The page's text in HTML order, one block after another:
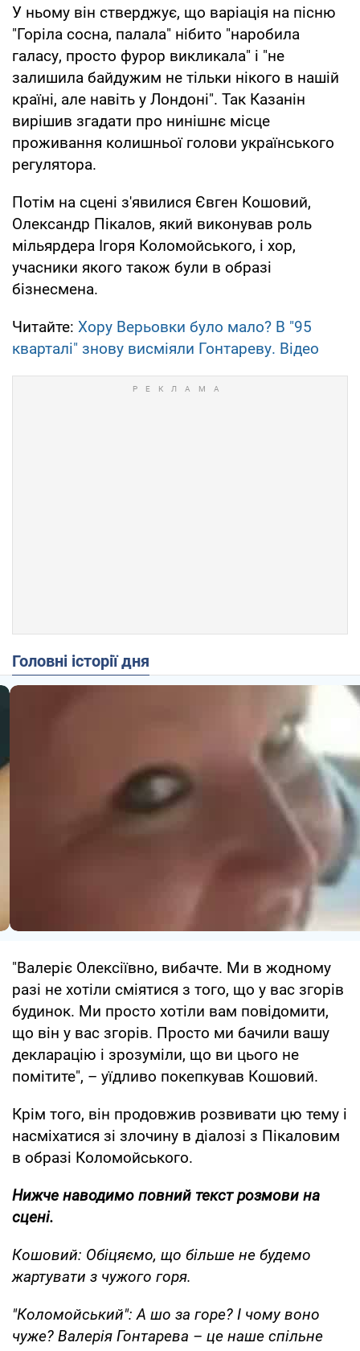
У ньому він стверджує, що варіація на пісню
"Горіла сосна, палала" нібито "наробила
галасу, просто фурор викликала" і "не
залишила байдужим не тільки нікого в нашій
країні, але навіть у Лондоні". Так Казанін
вирішив згадати про нинішнє місце
проживання колишньої голови українського
регулятора.
Потім на сцені з'явилися Євген Кошовий,
Олександр Пікалов, який виконував роль
мільярдера Ігоря Коломойського, і хор,
учасники якого також були в образі
бізнесмена.
Читайте: Хору Верьовки було мало? В "95
кварталі" знову висміяли Гонтареву. Відео
Головні історії дня
"Валеріє Олексіївно, вибачте. Ми в жодному
разі не хотіли сміятися з того, що у вас згорів
будинок. Ми просто хотіли вам повідомити,
що він у вас згорів. Просто ми бачили вашу
декларацію і зрозуміли, що ви цього не
помітите", – уїдливо покепкував Кошовий.
Крім того, він продовжив розвивати цю тему і
насміхатися зі злочину в діалозі з Пікаловим
в образі Коломойського.
Нижче наводимо повний текст розмови на
сцені.
Кошовий: Обіцяємо, що більше не будемо
жартувати з чужого горя.
"Коломойський": А шо за горе? І чому воно
чуже? Валерія Гонтарева – це наше спільне